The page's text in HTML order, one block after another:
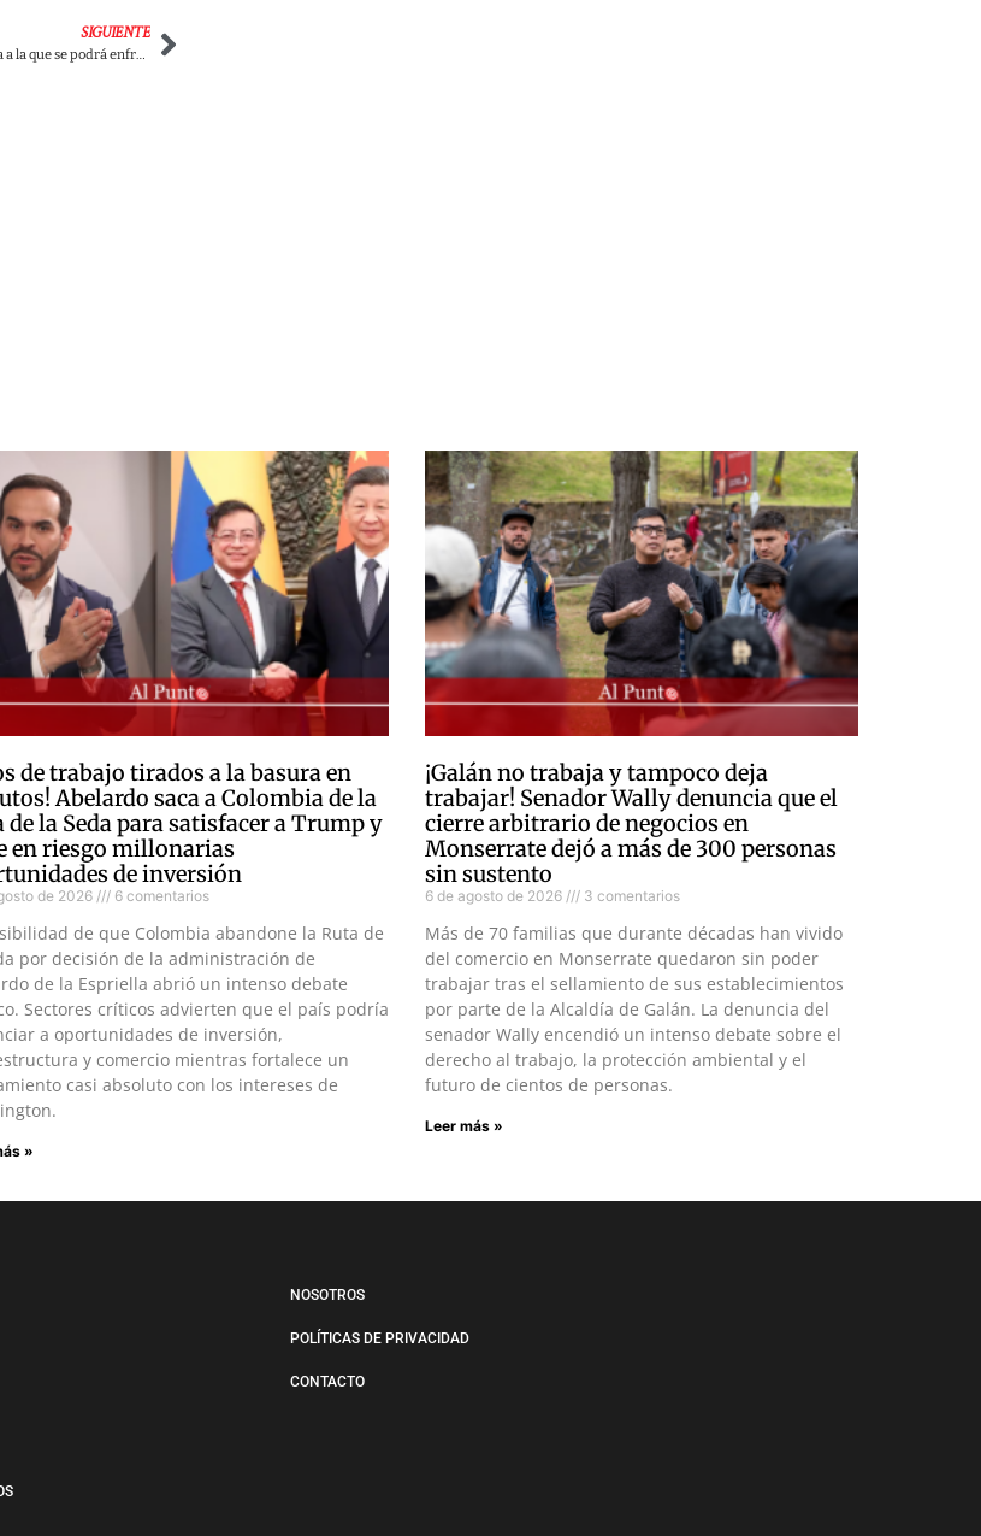
SIGUIENTE
¡Tenga cuidado! La millonaria multa a la que se podrá enfrentar por el uso ilegal de pólvora
de trabajo tirados a la basura en
Abelardo saca a Colombia de la
de la Seda para satisfacer a Trump y
en riesgo millonarias
de inversión
de 2026 6 comentarios
de que Colombia abandone la Ruta de
por decisión de la administración de
de la Espriella abrió un intenso debate
Sectores críticos advierten que el país podría
a oportunidades de inversión,
y comercio mientras fortalece un
casi absoluto con los intereses de
»
¡Galán no trabaja y tampoco deja
trabajar! Senador Wally denuncia que el
cierre arbitrario de negocios en
Monserrate dejó a más de 300 personas
sin sustento
6 de agosto de 2026 3 comentarios
Más de 70 familias que durante décadas han vivido
del comercio en Monserrate quedaron sin poder
trabajar tras el sellamiento de sus establecimientos
por parte de la Alcaldía de Galán. La denuncia del
senador Wally encendió un intenso debate sobre el
derecho al trabajo, la protección ambiental y el
futuro de cientos de personas.
Leer más »
NOSOTROS
POLÍTICAS DE PRIVACIDAD
CONTACTO